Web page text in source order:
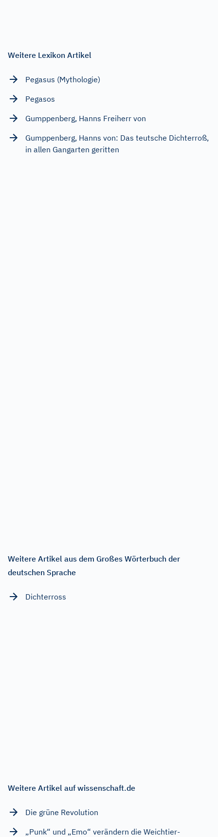
Weitere Lexikon Artikel
Pegasus (Mythologie)
Pegasos
Gumppenberg, Hanns Freiherr von
Gumppenberg, Hanns von: Das teutsche Dichterroß,
in allen Gangarten geritten
Weitere Artikel aus dem Großes Wörterbuch der
deutschen Sprache
Dichterross
Weitere Artikel auf wissenschaft.de
Die grüne Revolution
„Punk“ und „Emo“ verändern die Weichtier-